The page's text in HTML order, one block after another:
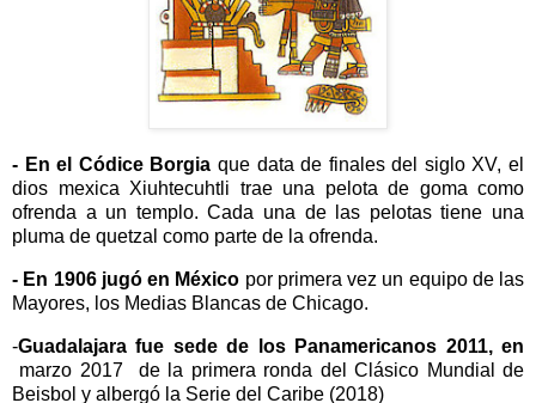
- En el Códice Borgia que data de finales del siglo XV, el
dios mexica Xiuhtecuhtli trae una pelota de goma como
ofrenda a un templo. Cada una de las pelotas tiene una
pluma de quetzal como parte de la ofrenda.
- En 1906 jugó en México por primera vez un equipo de las
Mayores, los Medias Blancas de Chicago.
-Guadalajara fue sede de los Panamericanos 2011, en
marzo 2017 de la primera ronda del Clásico Mundial de
Beisbol y albergó la Serie del Caribe (2018)